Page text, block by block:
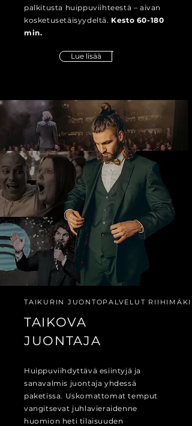
palkitusta huippuviihteestä – aivan
kosketusetäisyydeltä. Kesto 60-180
min.
Lue lisää
TAIKURIN JUONTOPALVELUT RIIHIMÄKI
TAIKOVA
JUONTAJA
Huippuviihdyttävä esiintyjä ja
sanavalmis juontaja yhdessä
paketissa. Uskomattomat temput
vangitsevat juhlavieraidenne
huomion heti tilaisuuden